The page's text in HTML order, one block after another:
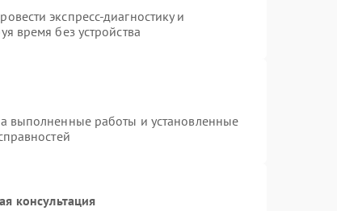
экспресс-диагностику и
время без устройства
выполненные работы и установленные
консультация